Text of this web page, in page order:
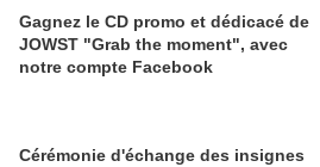
Gagnez le CD promo et dédicacé de
JOWST "Grab the moment", avec
notre compte Facebook
Cérémonie d'échange des insignes